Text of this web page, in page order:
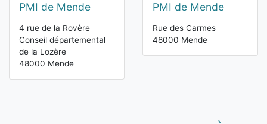
PMI de Mende
4 rue de la Rovère
Conseil départemental
de la Lozère
48000 Mende
PMI de Mende
Rue des Carmes
48000 Mende